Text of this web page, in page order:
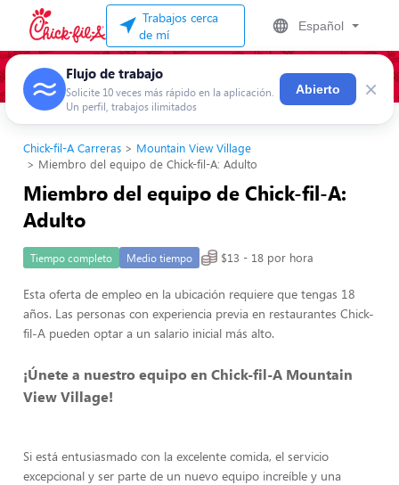
Trabajos cerca
de mí
Español
Flujo de trabajo
Solicite 10 veces más rápido en la aplicación.
Un perfil, trabajos ilimitados
Abierto ×
Chick-fil-A Carreras
Mountain View Village
Miembro del equipo de Chick-fil-A: Adulto
Miembro del equipo de Chick-fil-A:
Adulto
Tiempo completo Medio tiempo $13 - 18 por hora
Esta oferta de empleo en la ubicación requiere que tengas 18
años. Las personas con experiencia previa en restaurantes Chick-
fil-A pueden optar a un salario inicial más alto.
¡Únete a nuestro equipo en Chick-fil-A Mountain
View Village!
Si está entusiasmado con la excelente comida, el servicio
excepcional y ser parte de un nuevo equipo increíble y una